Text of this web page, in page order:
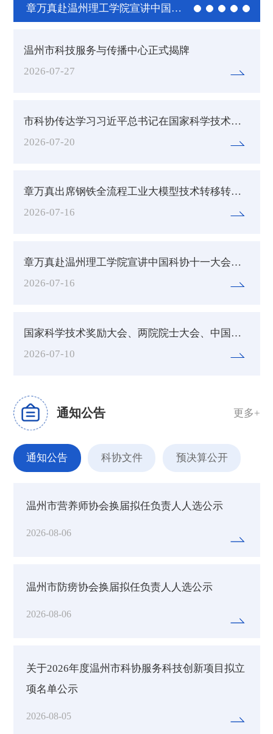
章万真赴温州理工学院宣讲中国科协十一大会议精神并调研
温州市科技服务与传播中心正式揭牌
2026-07-27
市科协传达学习习近平总书记在国家科学技术奖励大会、两院院士大会、中国科协第十一次全国代表大会的重要讲话精神
2026-07-20
章万真出席钢铁全流程工业大模型技术转移转化能力提升高级研修班开班仪式
2026-07-16
章万真赴温州理工学院宣讲中国科协十一大会议精神并调研
2026-07-16
国家科学技术奖励大会、两院院士大会、中国科协第十一次全国代表大会在京召开
2026-07-10
通知公告
通知公告 科协文件 预决算公开
更多+
温州市营养师协会换届拟任负责人人选公示
2026-08-06
温州市防痨协会换届拟任负责人人选公示
2026-08-06
关于2026年度温州市科协服务科技创新项目拟立
项名单公示
2026-08-05